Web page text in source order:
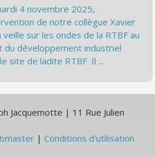
4 novembre 2025,
de notre collègue Xavier
veille sur les ondes de la RTBF au
du développement industriel
site de ladite RTBF. Il ...
Jacquemotte | 11 Rue Julien
|Conditions d'utilisation